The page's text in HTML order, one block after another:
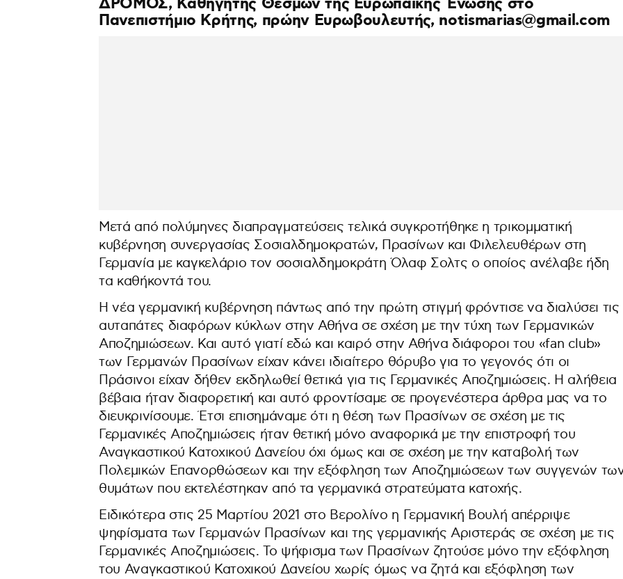
Πανεπιστήμιο Κρήτης, πρώην Ευρωβουλευτής, notismarias@gmail.com
Μετά από πολύμηνες διαπραγματεύσεις τελικά συγκροτήθηκε η τρικομματική
κυβέρνηση συνεργασίας Σοσιαλδημοκρατών, Πρασίνων και Φιλελευθέρων στη
Γερμανία με καγκελάριο τον σοσιαλδημοκράτη Όλαφ Σολτς o οποίος ανέλαβε ήδη
τα καθήκοντά του.
Η νέα γερμανική κυβέρνηση πάντως από την πρώτη στιγμή φρόντισε να διαλύσει τις
αυταπάτες διαφόρων κύκλων στην Αθήνα σε σχέση με την τύχη των Γερμανικών
Αποζημιώσεων. Και αυτό γιατί εδώ και καιρό στην Αθήνα διάφοροι του «fan club»
των Γερμανών Πρασίνων είχαν κάνει ιδιαίτερο θόρυβο για το γεγονός ότι οι
Πράσινοι είχαν δήθεν εκδηλωθεί θετικά για τις Γερμανικές Αποζημιώσεις. Η αλήθεια
βέβαια ήταν διαφορετική και αυτό φροντίσαμε σε προγενέστερα άρθρα μας να το
διευκρινίσουμε. Έτσι επισημάναμε ότι η θέση των Πρασίνων σε σχέση με τις
Γερμανικές Αποζημιώσεις ήταν θετική μόνο αναφορικά με την επιστροφή του
Αναγκαστικού Κατοχικού Δανείου όχι όμως και σε σχέση με την καταβολή των
Πολεμικών Επανορθώσεων και την εξόφληση των Αποζημιώσεων των συγγενών
θυμάτων που εκτελέστηκαν από τα γερμανικά στρατεύματα κατοχής.
Ειδικότερα στις 25 Μαρτίου 2021 στο Βερολίνο η Γερμανική Βουλή απέρριψε
ψηφίσματα των Γερμανών Πρασίνων και της γερμανικής Αριστεράς σε σχέση με τις
Γερμανικές Αποζημιώσεις. Το ψήφισμα των Πρασίνων ζητούσε μόνο την εξόφληση
του Αναγκαστικού Κατοχικού Δανείου χωρίς όμως να ζητά και εξόφληση των